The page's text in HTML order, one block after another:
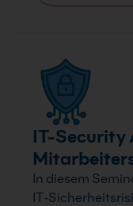
IT-Security
In diesem